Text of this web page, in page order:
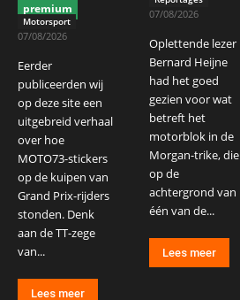
premium
Motorsport
07/08/2026
Eerder
publiceerden wij
op deze site een
uitgebreid verhaal
over hoe
MOTO73-stickers
op de kuipen van
Grand Prix-rijders
stonden. Denk
aan de TT-zege
van...
Lees meer
07/08/2026
Oplettende lezer
Bernard Heijne
had het goed
gezien voor wat
betreft het
motorblok in de
Morgan-trike, die
op de
achtergrond van
één van de...
Lees meer